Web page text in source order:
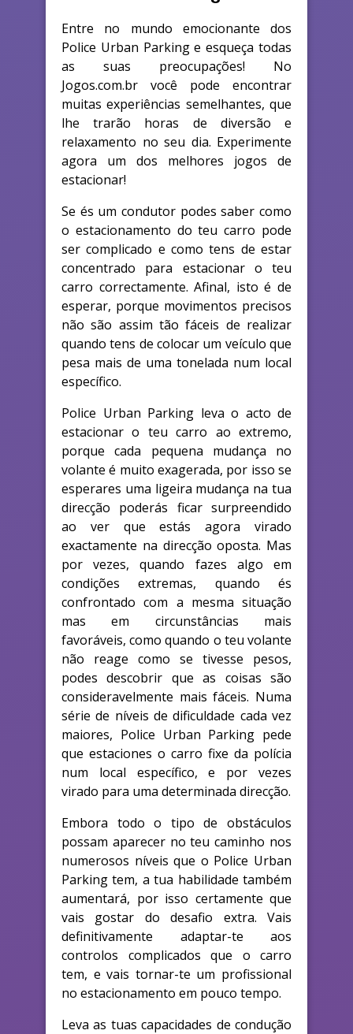
Entre no mundo emocionante dos
Police Urban Parking e esqueça todas
as suas preocupações! No
Jogos.com.br você pode encontrar
muitas experiências semelhantes, que
lhe trarão horas de diversão e
relaxamento no seu dia. Experimente
agora um dos melhores jogos de
estacionar!
Se és um condutor podes saber como
o estacionamento do teu carro pode
ser complicado e como tens de estar
concentrado para estacionar o teu
carro correctamente. Afinal, isto é de
esperar, porque movimentos precisos
não são assim tão fáceis de realizar
quando tens de colocar um veículo que
pesa mais de uma tonelada num local
específico.
Police Urban Parking leva o acto de
estacionar o teu carro ao extremo,
porque cada pequena mudança no
volante é muito exagerada, por isso se
esperares uma ligeira mudança na tua
direcção poderás ficar surpreendido
ao ver que estás agora virado
exactamente na direcção oposta. Mas
por vezes, quando fazes algo em
condições extremas, quando és
confrontado com a mesma situação
mas em circunstâncias mais
favoráveis, como quando o teu volante
não reage como se tivesse pesos,
podes descobrir que as coisas são
consideravelmente mais fáceis. Numa
série de níveis de dificuldade cada vez
maiores, Police Urban Parking pede
que estaciones o carro fixe da polícia
num local específico, e por vezes
virado para uma determinada direcção.
Embora todo o tipo de obstáculos
possam aparecer no teu caminho nos
numerosos níveis que o Police Urban
Parking tem, a tua habilidade também
aumentará, por isso certamente que
vais gostar do desafio extra. Vais
definitivamente adaptar-te aos
controlos complicados que o carro
tem, e vais tornar-te um profissional
no estacionamento em pouco tempo.
Leva as tuas capacidades de condução